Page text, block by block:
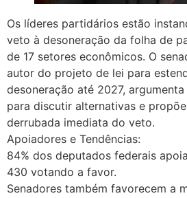
Os líderes partidários estão
veto à desoneração da folha de
de 17 setores econômicos. O
autor do projeto de lei para
desoneração até 2027,
para discutir alternativas e
derrubada imediata do veto.
Apoiadores e Tendências:
84% dos deputados federais
430 votando a favor.
Senadores também favorecem a